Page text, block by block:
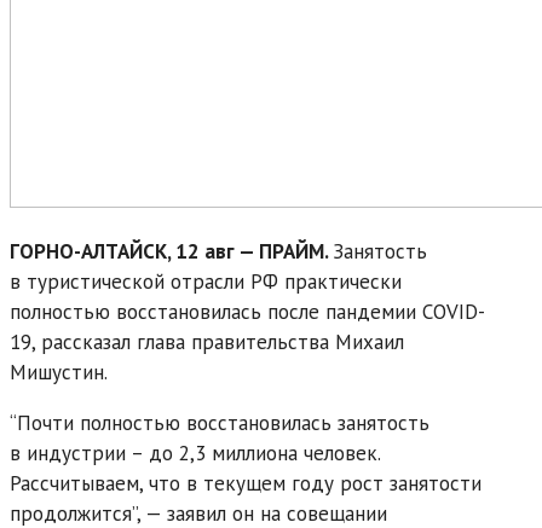
ГОРНО-АЛТАЙСК, 12 авг — ПРАЙМ.Занятость
в туристической отрасли РФ практически
полностью восстановилась после пандемии COVID-
19, рассказал глава правительства Михаил
Мишустин.
“Почти полностью восстановилась занятость
в индустрии – до 2,3 миллиона человек.
Рассчитываем, что в текущем году рост занятости
продолжится”, — заявил он на совещании